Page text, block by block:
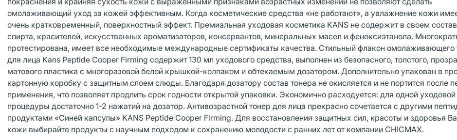
омолаживающий уход за кожей эффективным. Когда косметические средства «не работают», а увлажнение кожи
очень кратковременный, поверхностный эффект. Премиальная уходовая косметика KANS не содержит в своем
спирта, красителей, искусственных ароматизаторов, консервантов, минеральных масел и феноксиэтанола.
протестирована, имеет все необходимые международные сертификаты качества. Стильный флакон омолаживающего
для лица Kans Peptide Cooper Firming содержит 130 мл уходового средства, выполнен из безопасного, толстого,
матового пластика с многоразовой белой крышкой-колпаком и обтекаемым дозатором. Дополнительно упакован в
картонную коробку с защитным слоем слюды. Благодаря дозатору состав тонера не окисляется и не портится после
применения, что позволяет продлить срок годности открытой упаковки. Экономично расходуется: для одной уходовой
процедуры достаточно 1-2 нажатий на дозатор. Антивозрастной тонер для лица прекрасно сочетается с другими
продуктами «Синей капсулы» KANS Peptide Cooper Firming. Для восстановления защитных сил, красоты и здоровья
кожи выбирайте продукты с научным подходом к сохранению молодости с ранних лет от компании CHICMAX.